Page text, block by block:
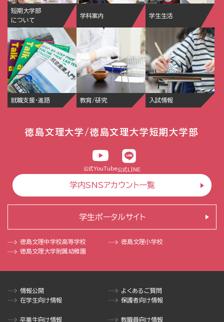
短期大学部
について
学科案内 学生生活
就職支援・進路 教育/研究 入試情報
徳島文理大学/徳島文理大学短期大学部
公式YouTube公式LINE
学内SNSアカウント一覧
徳島文理中学校高等学校
徳島文理小学校
徳島文理大学附属幼稚園
学生ポータルサイト
情報公開
よくあるご質問
在学生向け情報
保護者向け情報
卒業生向け情報 教職員向け情報